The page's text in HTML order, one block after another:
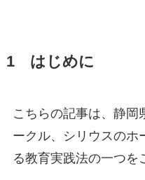
1 はじめに
こちらの記事は、静岡
ークル、シリウスのホ
る教育実践法の一つを